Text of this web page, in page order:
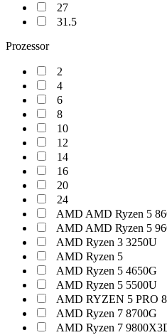
27
31.5
Prozessor
2
4
6
8
10
12
14
16
20
24
AMD AMD Ryzen 5
AMD AMD Ryzen 5
AMD Ryzen 3 3250U
AMD Ryzen 5
AMD Ryzen 5 4650G
AMD Ryzen 5 5500U
AMD RYZEN 5 PRO
AMD Ryzen 7 8700G
AMD Ryzen 7